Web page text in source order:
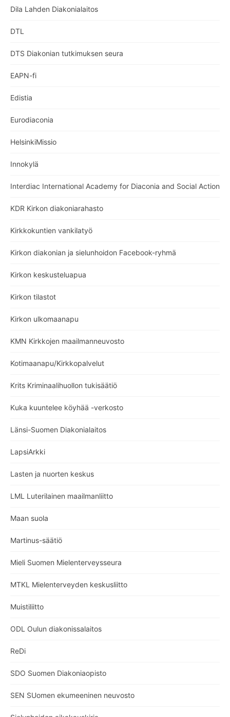
Dila Lahden Diakonialaitos
DTL
DTS Diakonian tutkimuksen seura
EAPN-fi
Edistia
Eurodiaconia
HelsinkiMissio
Innokylä
Interdiac International Academy for Diaconia and Social Action
KDR Kirkon diakoniarahasto
Kirkkokuntien vankilatyö
Kirkon diakonian ja sielunhoidon Facebook-ryhmä
Kirkon keskusteluapua
Kirkon tilastot
Kirkon ulkomaanapu
KMN Kirkkojen maailmanneuvosto
Kotimaanapu/Kirkkopalvelut
Krits Kriminaalihuollon tukisäätiö
Kuka kuuntelee köyhää -verkosto
Länsi-Suomen Diakonialaitos
LapsiArkki
Lasten ja nuorten keskus
LML Luterilainen maailmanliitto
Maan suola
Martinus-säätiö
Mieli Suomen Mielenterveysseura
MTKL Mielenterveyden keskusliitto
Muistiliitto
ODL Oulun diakonissalaitos
ReDi
SDO Suomen Diakoniaopisto
SEN SUomen ekumeeninen neuvosto